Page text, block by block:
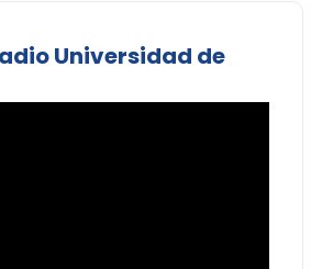
Universidad de